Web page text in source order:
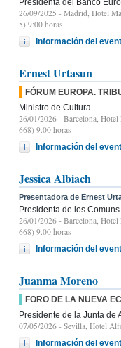
26/09/2025 - Madrid, Hotel
5) 9:00 horas
Información del
Ernest Urtasun
FÓRUM EUROPA.
Ministro de Cultura
26/01/2026 - Barcelona, Hotel
668) 9.00 horas
Información del
Jessica Albiach
Presentadora de Ernest
Presidenta de los
26/01/2026 - Barcelona, Hotel
668) 9.00 horas
Información del
Juanma Moreno
FORO DE LA NUEVA
Presidente de la Junta de
07/05/2026 - Sevilla, Hotel
Información del